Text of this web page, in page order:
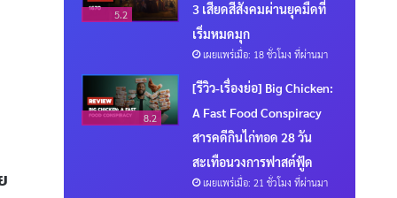
5.2
3 เสียดสีสังคมผ่านยุคมืดที่
เริ่มหมดมุก
เผยแพร่เมื่อ: 18 ชั่วโมง ที่ผ่านมา
8.2
[รีวิว-เรื่องย่อ] Big Chicken:
A Fast Food Conspiracy
สารคดีกินไก่ทอด 28 วัน
สะเทือนวงการฟาสต์ฟู้ด
เผยแพร่เมื่อ: 21 ชั่วโมง ที่ผ่านมา